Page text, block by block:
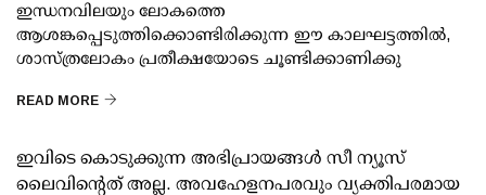
ഇന്ധനവിലയും ലോകത്തെ
ആശങ്കപ്പെടുത്തിക്കൊണ്ടിരിക്കുന്ന ഈ കാലഘട്ടത്തിൽ,
ശാസ്ത്രലോകം പ്രതീക്ഷയോടെ ചൂണ്ടിക്കാണിക്കു
READ MORE
ഇവിടെ കൊടുക്കുന്ന അഭിപ്രായങ്ങള്‍ സീ ന്യൂസ്
ലൈവിന്റെത് അല്ല. അവഹേളനപരവും വ്യക്തിപരമായ